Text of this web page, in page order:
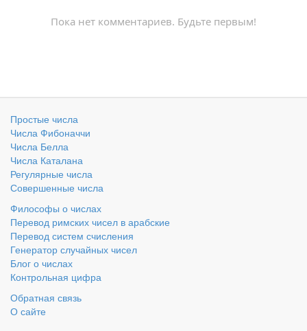
Пока нет комментариев. Будьте первым!
Простые числа
Числа Фибоначчи
Числа Белла
Числа Каталана
Регулярные числа
Совершенные числа
Философы о числах
Перевод римских чисел в арабские
Перевод систем счисления
Генератор случайных чисел
Блог о числах
Контрольная цифра
Обратная связь
О сайте